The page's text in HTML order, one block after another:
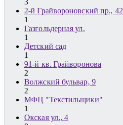
2-й Грайвороновский пр., 42
1
Газгольдерная ул.
1
Детский сад
1
91-й кв. Грайворонова
2
Волжский бульвар, 9
2
МФЦ "Текстильщики"
1
Окская ул., 4